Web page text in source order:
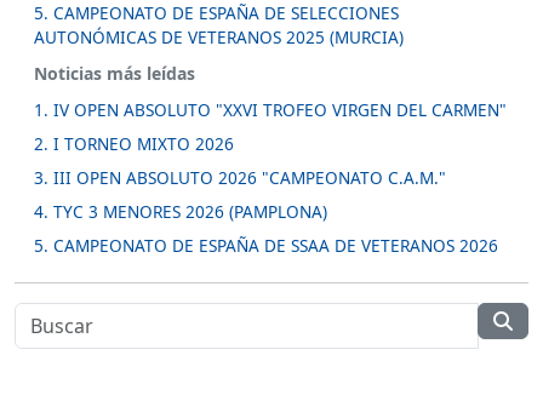
5. CAMPEONATO DE ESPAÑA DE SELECCIONES
AUTONÓMICAS DE VETERANOS 2025 (MURCIA)
Noticias más leídas
1. IV OPEN ABSOLUTO "XXVI TROFEO VIRGEN DEL CARMEN"
2. I TORNEO MIXTO 2026
3. III OPEN ABSOLUTO 2026 "CAMPEONATO C.A.M."
4. TYC 3 MENORES 2026 (PAMPLONA)
5. CAMPEONATO DE ESPAÑA DE SSAA DE VETERANOS 2026